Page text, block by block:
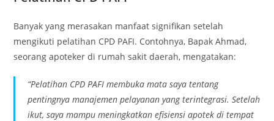
Banyak yang merasakan manfaat signifikan setelah
mengikuti pelatihan CPD PAFI. Contohnya, Bapak Ahmad,
seorang apoteker di rumah sakit daerah, mengatakan:
“Pelatihan CPD PAFI membuka mata saya tentang
pentingnya manajemen pelayanan yang terintegrasi. Setelah
ikut, saya mampu meningkatkan efisiensi apotek di tempat